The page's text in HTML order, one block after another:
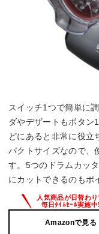
スイッチ1つで簡単に
ダやデザートもボタン
どにあると非常に役立
パクトサイズなので、
す。5つのドラムカッ
にカットできるのもポ
Amazonで見る